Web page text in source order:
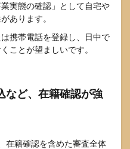
実態の確認」として自宅や
あります。
携帯電話を登録し、日中で
ことが望ましいです。
など、在籍確認が強
在籍確認を含めた審査全体